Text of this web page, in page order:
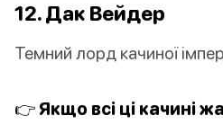
12. Дак Вейдер
Темний лорд качиної
👉 Якщо всі ці качині